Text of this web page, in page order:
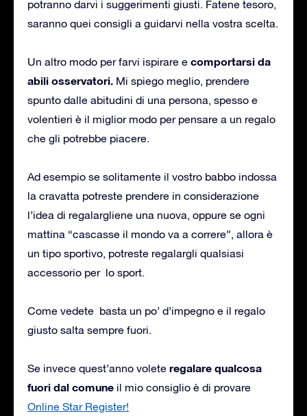
potranno darvi i suggerimenti giusti. Fatene tesoro,
saranno quei consigli a guidarvi nella vostra scelta.
Un altro modo per farvi ispirare e comportarsi da
abili osservatori. Mi spiego meglio, prendere
spunto dalle abitudini di una persona, spesso e
volentieri è il miglior modo per pensare a un regalo
che gli potrebbe piacere.
Ad esempio se solitamente il vostro babbo indossa
la cravatta potreste prendere in considerazione
l’idea di regalargliene una nuova, oppure se ogni
mattina “cascasse il mondo va a correre”, allora è
un tipo sportivo, potreste regalargli qualsiasi
accessorio per lo sport.
Come vedete basta un po’ d’impegno e il regalo
giusto salta sempre fuori.
Se invece quest’anno volete regalare qualcosa
fuori dal comune il mio consiglio è di provare
Online Star Register!